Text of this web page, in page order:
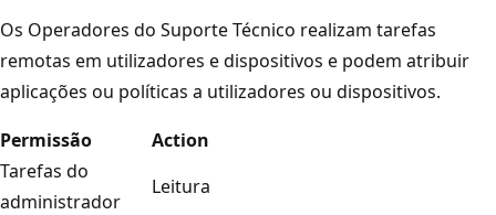
Os Operadores do Suporte Técnico realizam tarefas
remotas em utilizadores e dispositivos e podem atribuir
aplicações ou políticas a utilizadores ou dispositivos.
Permissão
Action
Tarefas do
administrador
Leitura